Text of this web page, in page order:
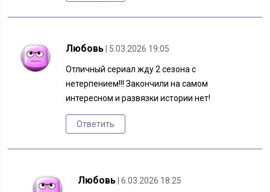
Любовь | 5.03.2026 19:05
Отличный сериал жду 2 сезона с
нетерпением!!! Закончили на самом
интересном и развязки истории нет!
Ответить
Любовь | 6.03.2026 18:25